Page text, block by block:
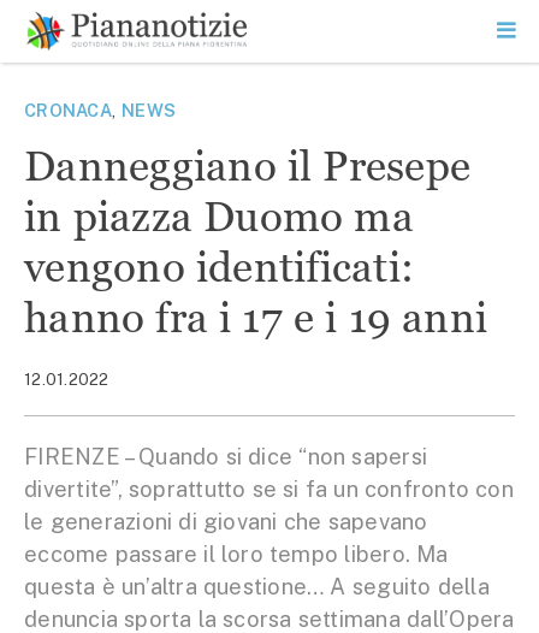
contenuto
SEARCH
CRONACA, NEWS
Danneggiano il Presepe
in piazza Duomo ma
vengono identificati:
hanno fra i 17 e i 19 anni
12.01.2022
FIRENZE – Quando si dice “non sapersi
divertite”, soprattutto se si fa un confronto con
le generazioni di giovani che sapevano
eccome passare il loro tempo libero. Ma
questa è un’altra questione… A seguito della
denuncia sporta la scorsa settimana dall’Opera